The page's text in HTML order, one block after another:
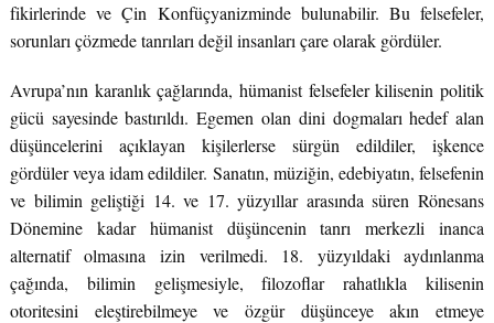
fikirlerinde ve Çin Konfüçyanizminde bulunabilir. Bu felsefeler,
sorunları çözmede tanrıları değil insanları çare olarak gördüler.
Avrupa’nın karanlık çağlarında, hümanist felsefeler kilisenin politik
gücü sayesinde bastırıldı. Egemen olan dini dogmaları hedef alan
düşüncelerini açıklayan kişilerlerse sürgün edildiler, işkence
gördüler veya idam edildiler. Sanatın, müziğin, edebiyatın, felsefenin
ve bilimin geliştiği 14. ve 17. yüzyıllar arasında süren Rönesans
Dönemine kadar hümanist düşüncenin tanrı merkezli inanca
alternatif olmasına izin verilmedi. 18. yüzyıldaki aydınlanma
çağında, bilimin gelişmesiyle, filozoflar rahatlıkla kilisenin
otoritesini eleştirebilmeye ve özgür düşünceye akın etmeye